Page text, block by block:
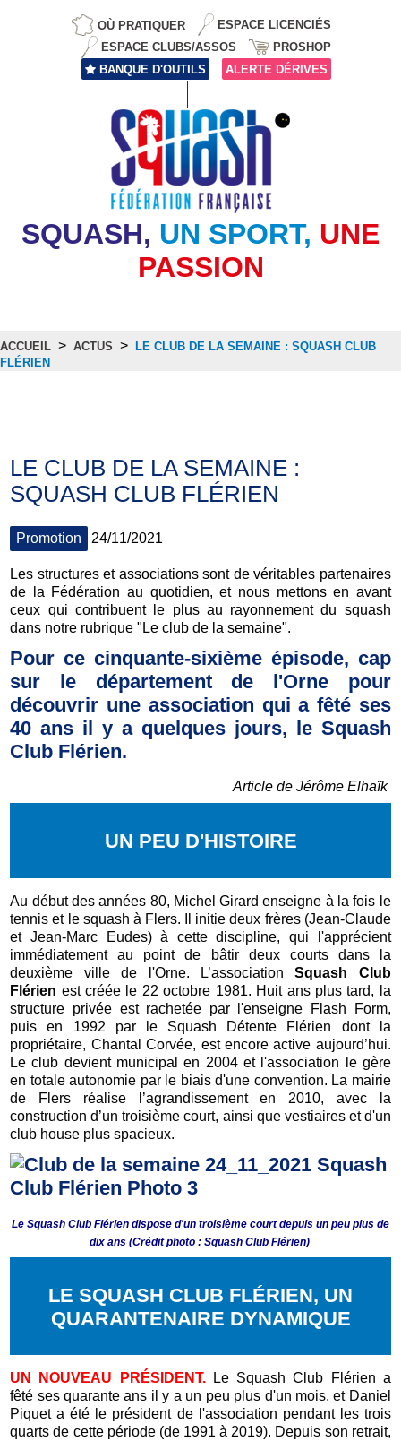
OÙ PRATIQUER
ESPACE LICENCIÉS
ESPACE CLUBS/ASSOS
PROSHOP
BANQUE D'OUTILS
ALERTE DÉRIVES
SQUASH, UN SPORT, UNE
PASSION
ACCUEIL > ACTUS > LE CLUB DE LA SEMAINE : SQUASH CLUB
FLÉRIEN
LE CLUB DE LA SEMAINE :
SQUASH CLUB FLÉRIEN
Promotion 24/11/2021
Les structures et associations sont de véritables partenaires
de la Fédération au quotidien, et nous mettons en avant
ceux qui contribuent le plus au rayonnement du squash
dans notre rubrique "Le club de la semaine".
Pour ce cinquante-sixième épisode, cap
sur le département de l'Orne pour
découvrir une association qui a fêté ses
40 ans il y a quelques jours, le Squash
Club Flérien.
Article de Jérôme Elhaïk
UN PEU D'HISTOIRE
Au début des années 80, Michel Girard enseigne à la fois le
tennis et le squash à Flers. Il initie deux frères (Jean-Claude
et Jean-Marc Eudes) à cette discipline, qui l'apprécient
immédiatement au point de bâtir deux courts dans la
deuxième ville de l'Orne. L’associationSquash Club
Flérien est créée le 22 octobre 1981. Huit ans plus tard, la
structure privée est rachetée par l'enseigne Flash Form,
puis en 1992 par le Squash Détente Flérien dont la
propriétaire, Chantal Corvée, est encore active aujourd’hui.
Le club devient municipal en 2004 et l'association le gère
en totale autonomie par le biais d'une convention. La mairie
de Flers réalise l’agrandissement en 2010, avec la
construction d’un troisième court, ainsi que vestiaires et d'un
club house plus spacieux.
Le Squash Club Flérien dispose d'un troisième court depuis un peu plus de
dix ans (Crédit photo : Squash Club Flérien)
LE SQUASH CLUB FLÉRIEN, UN
QUARANTENAIRE DYNAMIQUE
UN NOUVEAU PRÉSIDENT.
Le Squash Club Flérien a
fêté ses quarante ans il y a un peu plus d'un mois, et Daniel
Piquet a été le président de l'association pendant les trois
quarts de cette période (de 1991 à 2019). Depuis son retrait,